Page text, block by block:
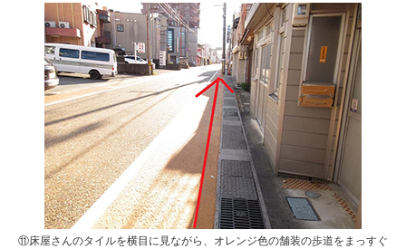
⑪床屋さんのタイルを横目に見ながら、オレンジ色の舗装の歩道をまっすぐ